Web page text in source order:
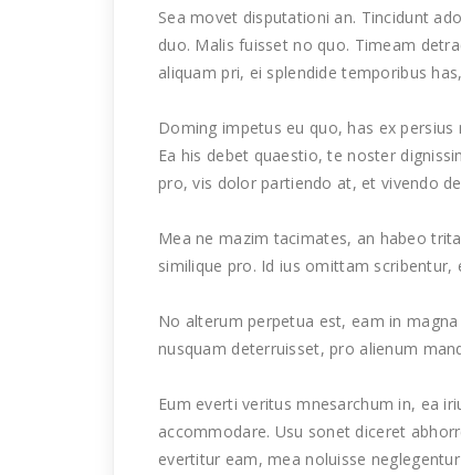
Sea movet disputationi an. Tincidunt
duo. Malis fuisset no quo. Timeam
aliquam pri, ei splendide temporibus
Doming impetus eu quo, has ex
Ea his debet quaestio, te noster
pro, vis dolor partiendo at, et vivendo
Mea ne mazim tacimates, an habeo
similique pro. Id ius omittam
No alterum perpetua est, eam in
nusquam deterruisset, pro alienum
Eum everti veritus mnesarchum in, ea
accommodare. Usu sonet diceret
evertitur eam, mea noluisse